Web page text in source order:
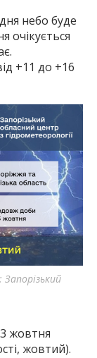
небо буде
очікується
+11 до +16
жовтня
жовтий).